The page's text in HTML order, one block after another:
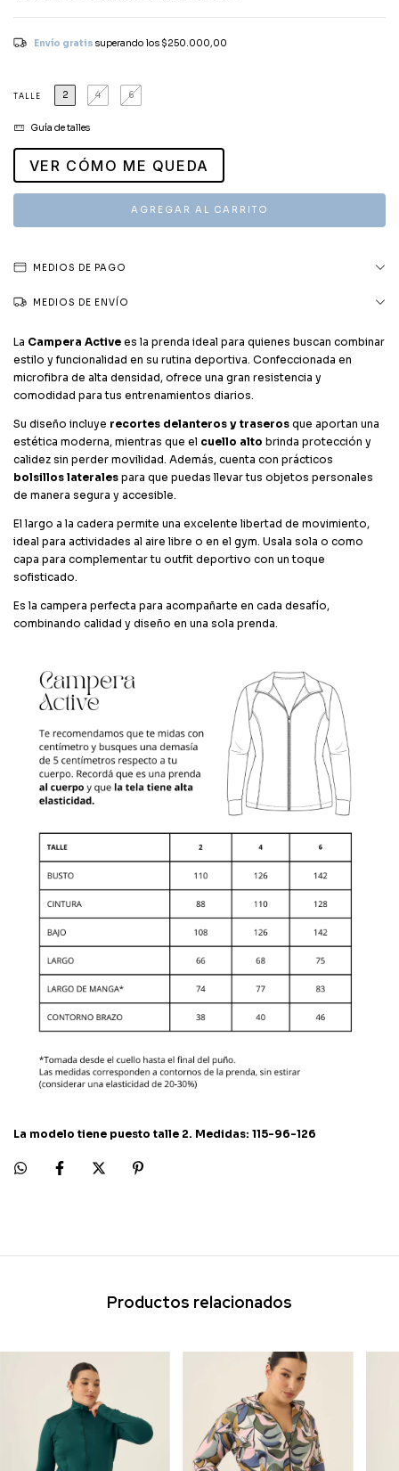
Envío gratis superando los $250.000,00
TALLE 2 4 6
Guía de talles
VER CÓMO ME QUEDA
MEDIOS DE PAGO
MEDIOS DE ENVÍO
La Campera Active es la prenda ideal para quienes buscan combinar
estilo y funcionalidad en su rutina deportiva. Confeccionada en
microfibra de alta densidad, ofrece una gran resistencia y
comodidad para tus entrenamientos diarios.
Su diseño incluye recortes delanteros y traseros que aportan una
estética moderna, mientras que el cuello alto brinda protección y
calidez sin perder movilidad. Además, cuenta con prácticos
bolsillos laterales para que puedas llevar tus objetos personales
de manera segura y accesible.
El largo a la cadera permite una excelente libertad de movimiento,
ideal para actividades al aire libre o en el gym. Usala sola o como
capa para complementar tu outfit deportivo con un toque
sofisticado.
Es la campera perfecta para acompañarte en cada desafío,
combinando calidad y diseño en una sola prenda.
La modelo tiene puesto talle 2. Medidas: 115-96-126
Productos relacionados